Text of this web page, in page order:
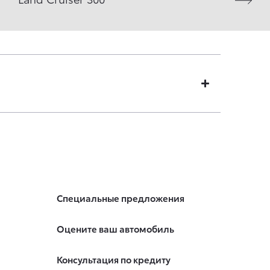
Специальные предложения
Оцените ваш автомобиль
Консультация по кредиту